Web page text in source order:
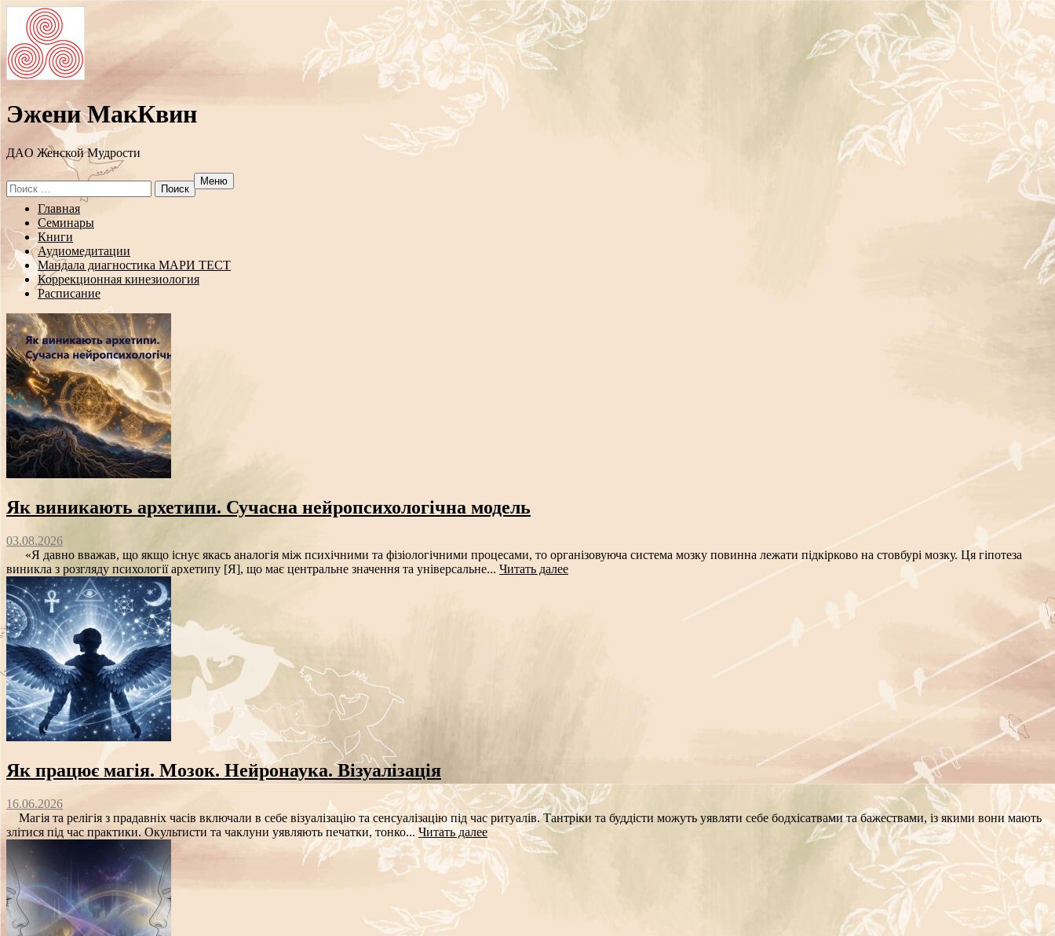
Эжени МакКвин
ДAO Женской Мудрости
Search
for:
Меню
Перейти
содержанию
Главная
Семинары
Книги
Аудиомедитации
Мандала диагностика МАРИ ТЕСТ
Коррекционная кинезиология
Расписание
Як виникають архетипи. Сучасна нейропсихологічна модель
03.08.2026
«Я давно вважав, що якщо існує якась аналогія між психічними та фізіологічними процесами, то організовуюча система мозку повинна лежати підкірково на стовбурі мозку. Ця гіпотеза
виникла з розгляду психології архетипу [Я], що має центральне значення та універсальне... Читать далее
Як працює магія. Мозок. Нейронаука. Візуалізація
16.06.2026
Магія та релігія з прадавніх часів включали в себе візуалізацію та сенсуалізацію під час ритуалів. Тантріки та буддісти можуть уявляти себе бодхісатвами та бажествами, із якими вони мають
злітися під час практики. Окультисти та чаклуни уявляють печатки, тонко...Читать далее